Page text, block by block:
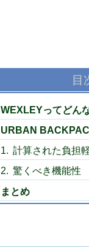
目
WEXLEYってどん
URBAN
計算された負担
驚くべき機能性
まとめ